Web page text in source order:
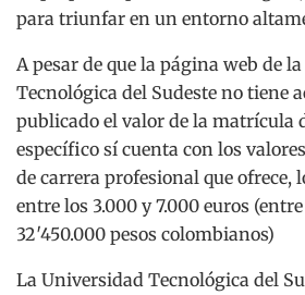
para triunfar en un entorno
A pesar de que la página web de
Tecnológica del Sudeste no tiene
publicado el valor de la matrícula
específico sí cuenta con los
de carrera profesional que ofrece,
entre los 3.000 y 7.000 euros (entre
32′450.000 pesos colombianos)
La Universidad Tecnológica del